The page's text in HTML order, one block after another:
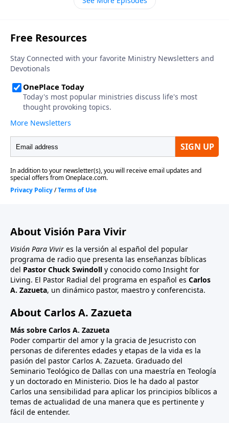
un receptor que se alimenta de lo que usted le dé. Y
a su memoria. Permítame retarle este año a
comprometerse a memorizar varios versículos de las
Escrituras.
About Visión Para Vivir
Visión Para Vivir es la versión al español del popular
programa de radio que presenta las enseñanzas bíblicas
del Pastor Chuck Swindoll y conocido como Insight for
Living. El Pastor Radial del programa en español es Carlos
A. Zazueta, un dinámico pastor, maestro y conferencista.
About Carlos A. Zazueta
Más sobre Carlos A. Zazueta
Poder compartir del amor y la gracia de Jesucristo con
personas de diferentes edades y etapas de la vida es la
pasión del pastor Carlos A. Zazueta. Graduado del
Seminario Teológico de Dallas con una maestría en Teología
y un doctorado en Ministerio. Dios le ha dado al pastor
Carlos una sensibilidad para aplicar los principios bíblicos a
temas de actualidad de una manera que es pertinente y
fácil de entender.